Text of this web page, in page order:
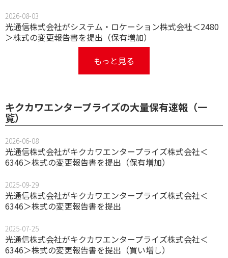
2026-08-03
光通信株式会社がシステム・ロケーション株式会社＜2480
＞株式の変更報告書を提出（保有増加）
もっと見る
キクカワエンタープライズの大量保有速報（一
覧）
2026-06-08
光通信株式会社がキクカワエンタープライズ株式会社＜
6346＞株式の変更報告書を提出（保有増加）
2025-09-29
光通信株式会社がキクカワエンタープライズ株式会社＜
6346＞株式の変更報告書を提出
2025-07-25
光通信株式会社がキクカワエンタープライズ株式会社＜
6346＞株式の変更報告書を提出（買い増し）